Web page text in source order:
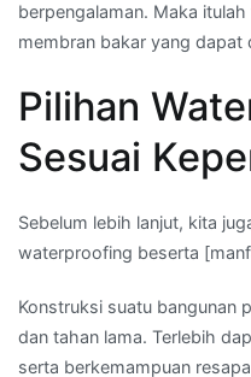
berpengalaman. Maka
membran bakar yang dapat
Pilihan
Sesuai
Sebelum lebih lanjut, kita
waterproofing beserta
Konstruksi suatu bangunan
dan tahan lama. Terlebih
serta berkemampuan